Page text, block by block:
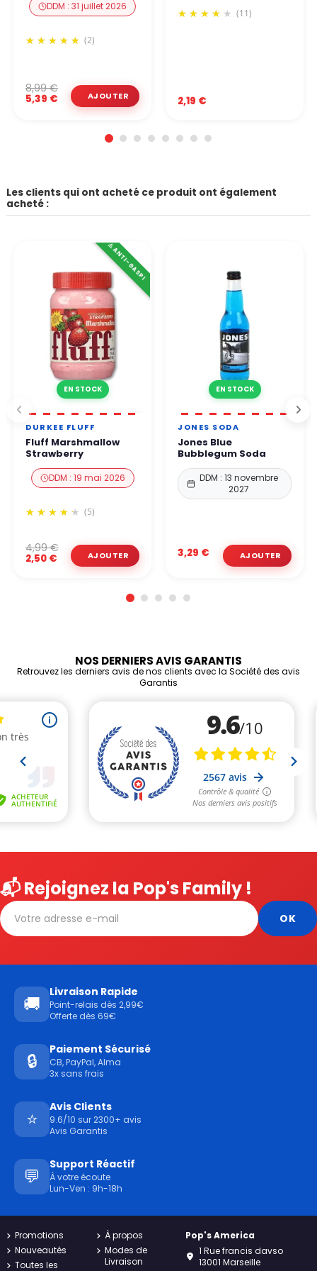
DDM : 31 juillet 2026
(2)
5,39 €
8,99 €
(11)
2,19 €
Les clients qui ont acheté ce produit ont également
acheté :
EN STOCK
⚠️ ANTI-GASPI
DURKEE FLUFF
Fluff Marshmallow
Strawberry
DDM : 19 mai 2026
(5)
2,50 €
4,99 €
EN STOCK
JONES SODA
Jones Blue
Bubblegum Soda
DDM : 13 novembre
2027
3,29 €
NOS DERNIERS AVIS GARANTIS
Retrouvez les derniers avis de nos clients avec la Société des avis
Garantis
📬 Rejoignez la Pop's Family !
🚚
Livraison Rapide
Point-relais dès 2,99€
Offerte dès 69€
🔒
Paiement Sécurisé
CB, PayPal, Alma
3x sans frais
⭐
Avis Clients
9.6/10 sur 2300+ avis
Avis Garantis
💬
Support Réactif
À votre écoute
Lun-Ven : 9h-18h
Promotions
Nouveautés
Toutes les
À propos
Modes de
Livraison
Pop's America
1 Rue francis davso
13001 Marseille